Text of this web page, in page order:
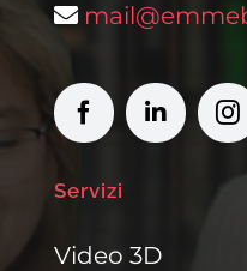
Servizi
Video 3D